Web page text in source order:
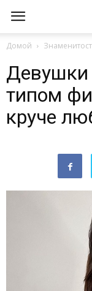
Домой
типом
круче